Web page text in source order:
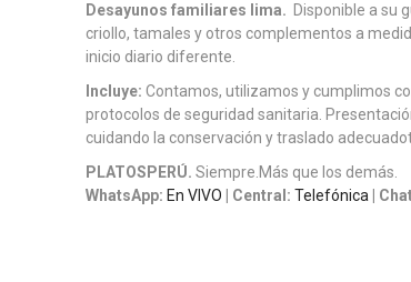
Desayunos familiares lima. Disponible a su
criollo, tamales y otros complementos a
inicio diario diferente.
Incluye: Contamos, utilizamos y cumplimos
protocolos de seguridad sanitaria.
cuidando la conservación y traslado adecuado
PLATOSPERÚ. Siempre.Más que los demás.
WhatsApp: En VIVO | Central: Telefónica |